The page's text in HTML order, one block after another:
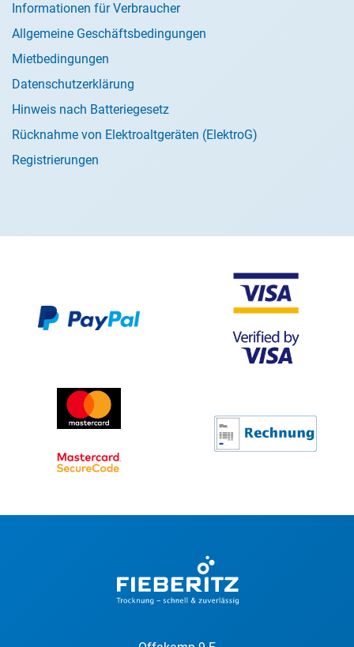
Informationen für Verbraucher
Allgemeine Geschäftsbedingungen
Mietbedingungen
Datenschutzerklärung
Hinweis nach Batteriegesetz
Rücknahme von Elektroaltgeräten (ElektroG)
Registrierungen